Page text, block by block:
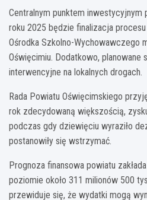
Centralnym punktem
roku 2025 będzie finalizacja
Ośrodka Szkolno-Wychowawczego
Oświęcimiu. Dodatkowo, planowane
interwencyjne na lokalnych drogach.
Rada Powiatu Oświęcimskiego
rok zdecydowaną większością,
podczas gdy dziewięciu wyraziło
postanowiły się wstrzymać.
Prognoza finansowa powiatu
poziomie około 311 milionów 500
przewiduje się, że wydatki mogą